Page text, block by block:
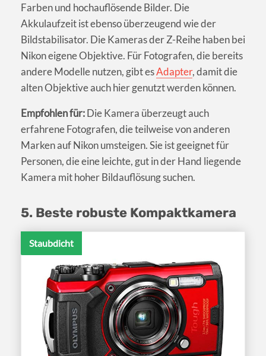
Farben und hochauflösende Bilder. Die
Akkulaufzeit ist ebenso überzeugend wie der
Bildstabilisator. Die Kameras der Z-Reihe haben bei
Nikon eigene Objektive. Für Fotografen, die bereits
andere Modelle nutzen, gibt esAdapter, damit die
alten Objektive auch hier genutzt werden können.
Empfohlen für:Die Kamera überzeugt auch
erfahrene Fotografen, die teilweise von anderen
Marken auf Nikon umsteigen. Sie ist geeignet für
Personen, die eine leichte, gut in der Hand liegende
Kamera mit hoher Bildauflösung suchen.
5. Beste robuste Kompaktkamera
Staubdicht